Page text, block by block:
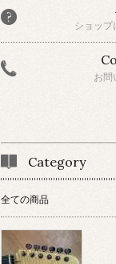
ショップ
お問
Category
全ての商品